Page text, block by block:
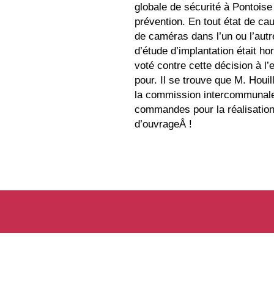
globale de sécurité à
prévention. En tout état de
de caméras dans l’un ou
d’étude d’implantation était
voté contre cette décision à
pour. Il se trouve que M.
la commission
commandes pour la
d’ouvrageÂ !